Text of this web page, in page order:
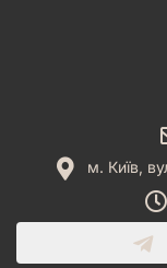
м. Київ,